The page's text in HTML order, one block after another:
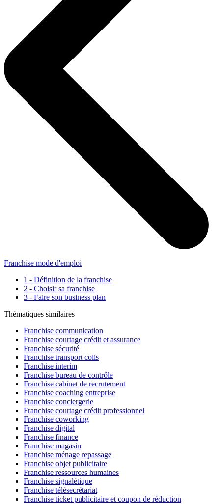
Franchise mode d'emploi
1 - Définition de la franchise
2 - Choisir sa franchise
3 - Faire son business plan
Thématiques similaires
Franchise communication
Franchise courtage crédit et assurance
Franchise sécurité
Franchise transport colis
Franchise interim
Franchise bureau de contrôle
Franchise cabinet de recrutement
Franchise coaching entreprise
Franchise conciergerie
Franchise courtage crédit professionnel
Franchise coworking
Franchise digital
Franchise finance
Franchise magasin
Franchise ménage repassage
Franchise objet publicitaire
Franchise ressources humaines
Franchise signalétique
Franchise télésecrétariat
Franchise ticket publicitaire et coupon de réduction